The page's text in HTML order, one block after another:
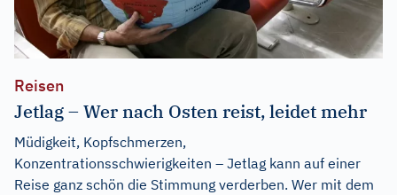
Reisen
Jetlag – Wer nach Osten reist, leidet mehr
Müdigkeit, Kopfschmerzen,
Konzentrationsschwierigkeiten – Jetlag kann auf einer
Reise ganz schön die Stimmung verderben. Wer mit dem